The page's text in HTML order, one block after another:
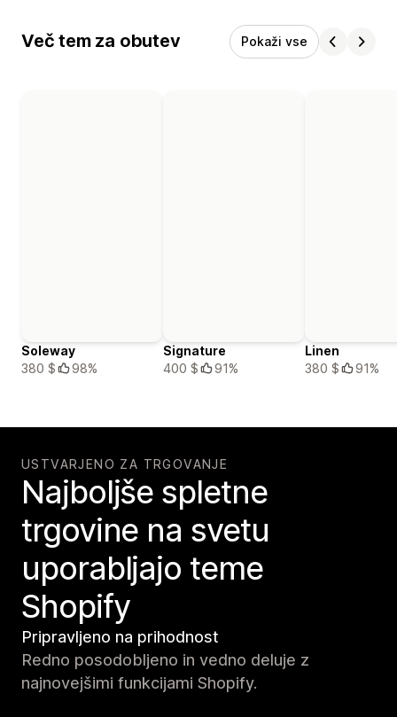
Več tem za obutev Pokaži vse
Soleway
380 $
98%
Signature
400 $
91%
Linen
380 $
91%
USTVARJENO ZA TRGOVANJE
Najboljše spletne
trgovine na svetu
uporabljajo teme
Shopify
Pripravljeno na prihodnost
Redno posodobljeno in vedno deluje z
najnovejšimi funkcijami Shopify.